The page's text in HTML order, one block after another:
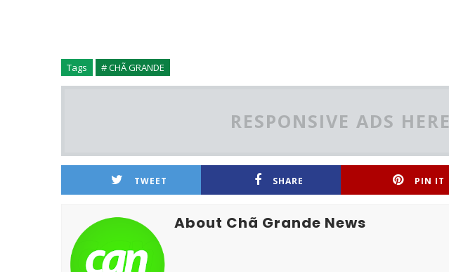
Tags # CHÃ GRANDE
RESPONSIVE ADS HERE
TWEET SHARE PIN IT
About Chã Grande News